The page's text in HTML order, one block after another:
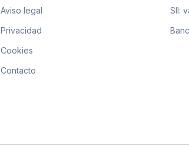
392.071,3 pesos por
Aviso legal
Privacidad
Cookies
Contacto
SII: